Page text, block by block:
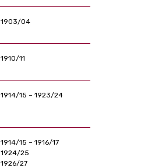
1903/04
1910/11
1914/15 – 1923/24
1914/15 – 1916/17
1924/25
1926/27